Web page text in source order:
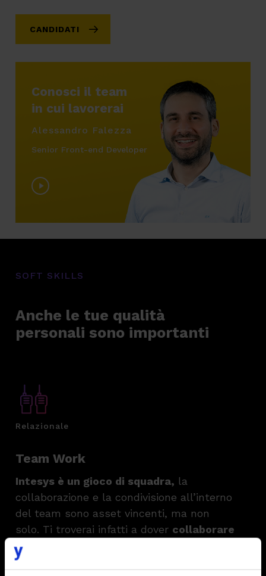
CANDIDATI
Conosci il team
in cui lavorerai
Alessandro Falezza
Senior Front-end Developer
Play
SOFT SKILLS
Anche le tue qualità
personali sono importanti
Relazionale
Team Work
Intesys è un gioco di squadra, la
collaborazione e la condivisione all’interno
del team sono asset vincenti, ma non
solo. Ti troverai infatti a dover collaborare
con le altre divisioni aziendali:
Design, Marketing.